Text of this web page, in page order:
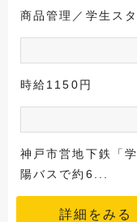
商品管理／学生ス
時給1150円
神戸市営地下鉄「
陽バスで約6...
詳細をみる